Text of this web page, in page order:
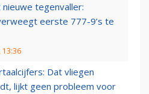
tegenvaller:
eerste 777-9’s te
13:36
Dat vliegen
lijkt geen probleem voor